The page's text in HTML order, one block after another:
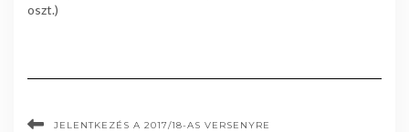
oszt.)
JELENTKEZÉS A 2017/18-AS VERSENYRE